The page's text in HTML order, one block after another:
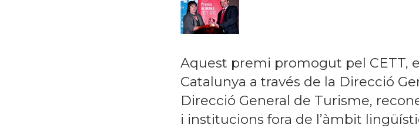
Aquest premi promogut pel CETT,
Catalunya a través de la Direcció
Direcció General de Turisme,
i institucions fora de l’àmbit